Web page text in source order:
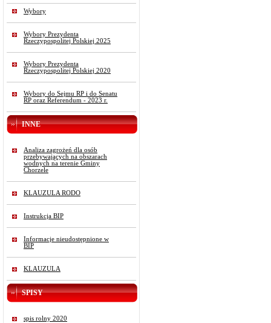
Wybory
Wybory Prezydenta
Rzeczypospolitej Polskiej 2025
Wybory Prezydenta
Rzeczypospolitej Polskiej 2020
Wybory do Sejmu RP i do Senatu
RP oraz Referendum - 2023 r.
INNE
Analiza zagrożeń dla osób
przebywających na obszarach
wodnych na terenie Gminy
Chorzele
KLAUZULA RODO
Instrukcja BIP
Informacje nieudostępnione w
BIP
KLAUZULA
SPISY
spis rolny 2020